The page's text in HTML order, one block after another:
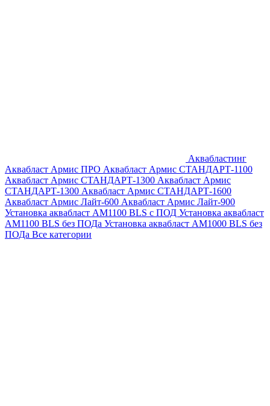
Аквабластинг
Аквабласт Армис ПРО Аквабласт Армис СТАНДАРТ-1100
Аквабласт Армис СТАНДАРТ-1300 Аквабласт Армис
СТАНДАРТ-1300 Аквабласт Армис СТАНДАРТ-1600
Аквабласт Армис Лайт-600 Аквабласт Армис Лайт-900
Установка аквабласт AM1100 BLS с ПОД Установка аквабласт
AM1100 BLS без ПОДа Установка аквабласт AM1000 BLS без
ПОДа Все категории